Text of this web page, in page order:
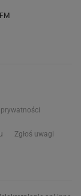
Zgłoś uwagi